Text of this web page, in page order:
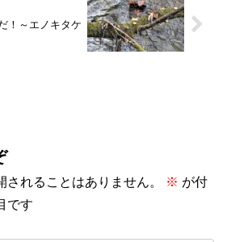
！～エノキタケ
されることはありません。 ※ が付
です